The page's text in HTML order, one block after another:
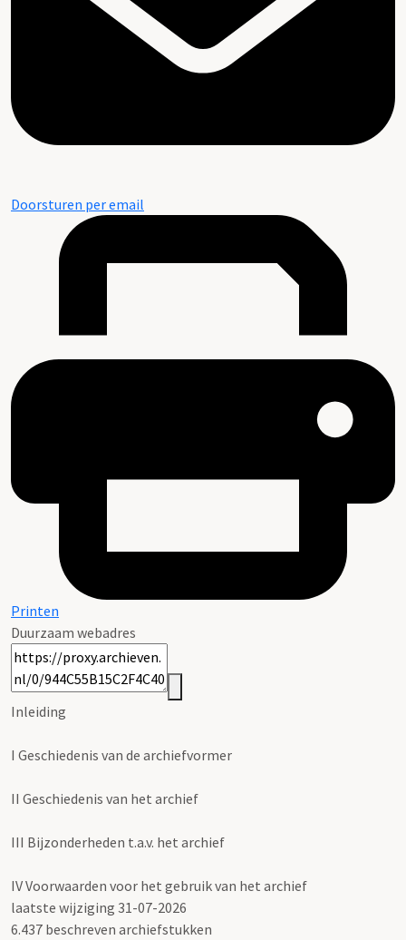
Doorsturen per email
Printen
Duurzaam webadres
Inleiding
I Geschiedenis van de archiefvormer
II Geschiedenis van het archief
III Bijzonderheden t.a.v. het archief
IVVoorwaarden voor het gebruik van het archief
laatste wijziging 31-07-2026
6.437 beschreven archiefstukken